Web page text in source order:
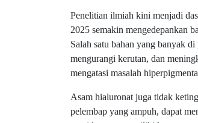
Penelitian ilmiah kini menjadi
2025 semakin mengedepankan
Salah satu bahan yang banyak
mengurangi kerutan, dan
mengatasi masalah
Asam hialuronat juga tidak
pelembap yang ampuh, dapat